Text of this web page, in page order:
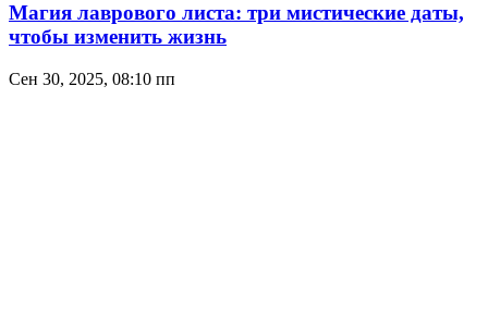
Магия лаврового листа: три мистические даты,
чтобы изменить жизнь
Сен 30, 2025, 08:10 пп